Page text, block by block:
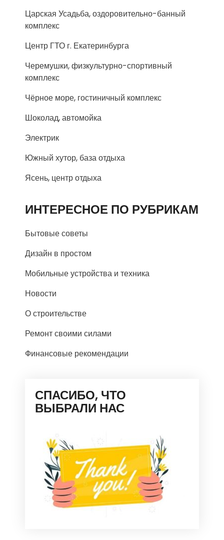
Царская Усадьба, оздоровительно-банный
комплекс
Центр ГТО г. Екатеринбурга
Черемушки, физкультурно-спортивный
комплекс
Чёрное море, гостиничный комплекс
Шоколад, автомойка
Электрик
Южный хутор, база отдыха
Ясень, центр отдыха
ИНТЕРЕСНОЕ ПО РУБРИКАМ
Бытовые советы
Дизайн в простом
Мобильные устройства и техника
Новости
О строительстве
Ремонт своими силами
Финансовые рекомендации
СПАСИБО, ЧТО
ВЫБРАЛИ НАС